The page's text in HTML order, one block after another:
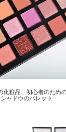
化粧品、初心者のため
ャドウのパレット